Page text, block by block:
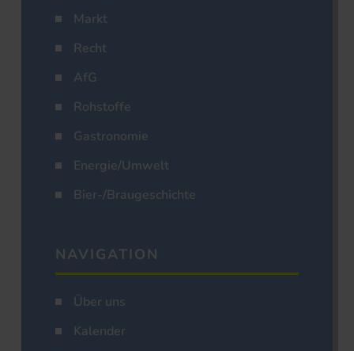
Markt
Recht
AfG
Rohstoffe
Gastronomie
Energie/Umwelt
Bier-/Braugeschichte
NAVIGATION
Über uns
Kalender